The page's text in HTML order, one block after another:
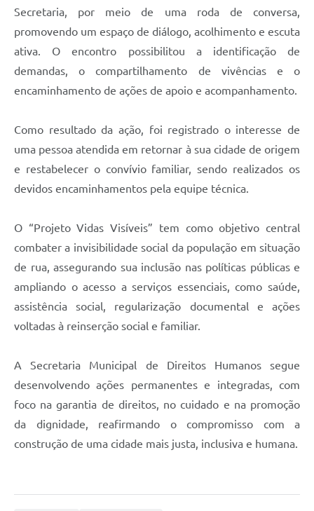
Secretaria, por meio de uma roda de conversa,
promovendo um espaço de diálogo, acolhimento e escuta
ativa. O encontro possibilitou a identificação de
demandas, o compartilhamento de vivências e o
encaminhamento de ações de apoio e acompanhamento.
Como resultado da ação, foi registrado o interesse de
uma pessoa atendida em retornar à sua cidade de origem
e restabelecer o convívio familiar, sendo realizados os
devidos encaminhamentos pela equipe técnica.
O “Projeto Vidas Visíveis” tem como objetivo central
combater a invisibilidade social da população em situação
de rua, assegurando sua inclusão nas políticas públicas e
ampliando o acesso a serviços essenciais, como saúde,
assistência social, regularização documental e ações
voltadas à reinserção social e familiar.
A Secretaria Municipal de Direitos Humanos segue
desenvolvendo ações permanentes e integradas, com
foco na garantia de direitos, no cuidado e na promoção
da dignidade, reafirmando o compromisso com a
construção de uma cidade mais justa, inclusiva e humana.